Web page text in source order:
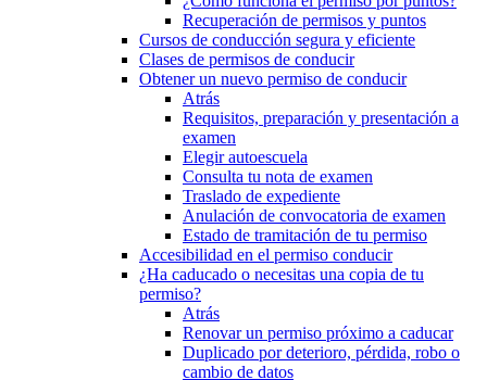
Recuperación de permisos y puntos
Cursos de conducción segura y eficiente
Clases de permisos de conducir
Obtener un nuevo permiso de conducir
Atrás
Requisitos, preparación y presentación a
examen
Elegir autoescuela
Consulta tu nota de examen
Traslado de expediente
Anulación de convocatoria de examen
Estado de tramitación de tu permiso
Accesibilidad en el permiso conducir
¿Ha caducado o necesitas una copia de tu
permiso?
Atrás
Renovar un permiso próximo a caducar
Duplicado por deterioro, pérdida, robo o
cambio de datos